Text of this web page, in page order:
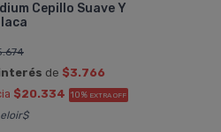
Cepillo Suave Y
de $3.766
$20.334 10% EXTRA OFF